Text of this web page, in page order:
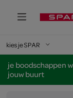
kies je SPAR
je boodschappen
jouw buurt